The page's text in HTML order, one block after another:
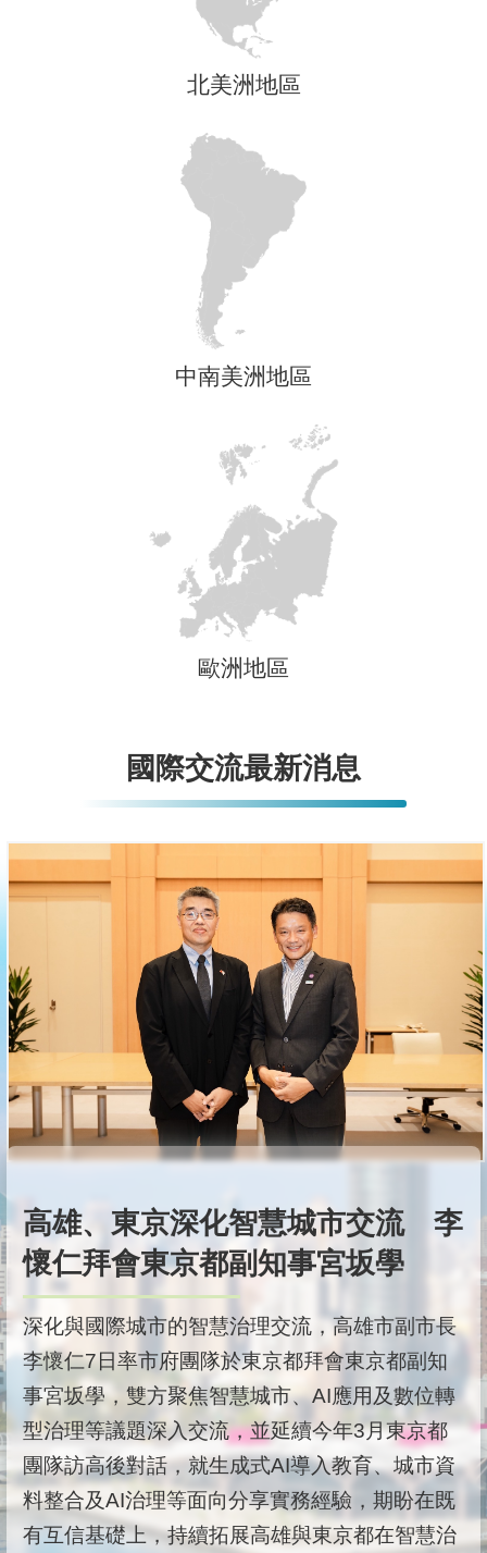
北美洲地區
中南美洲地區
歐洲地區
國際交流最新消息
高雄、東京深化智慧城市交流 李
懷仁拜會東京都副知事宮坂學
深化與國際城市的智慧治理交流，高雄市副市長
李懷仁7日率市府團隊於東京都拜會東京都副知
事宮坂學，雙方聚焦智慧城市、AI應用及數位轉
型治理等議題深入交流，並延續今年3月東京都
團隊訪高後對話，就生成式AI導入教育、城市資
料整合及AI治理等面向分享實務經驗，期盼在既
有互信基礎上，持續拓展高雄與東京都在智慧治